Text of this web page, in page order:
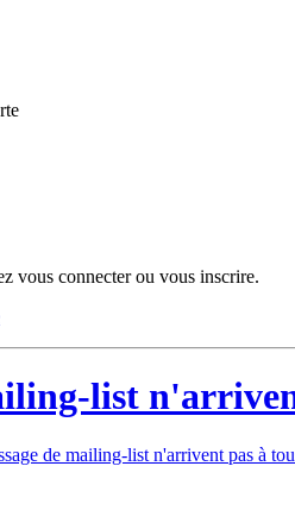
vous connecter ou vous inscrire.
list
de mailing-list n'arrivent pas à